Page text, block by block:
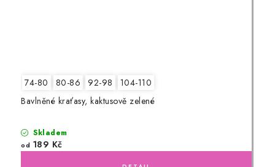
74-80 80-86 92-98
104-110
Bavlněné kraťasy, kaktusově zelené
Skladem
od 189 Kč